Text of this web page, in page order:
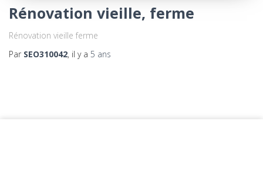
Rénovation vieille, ferme
Rénovation vieille ferme
Par SEO310042, il y a 5 ans